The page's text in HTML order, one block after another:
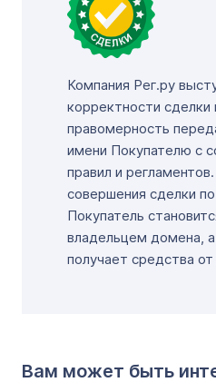
Компания Рег.ру
корректности сделки
правомерность
имени Покупателю с
правил и
совершения сделки
Покупатель
владельцем домена,
получает средства
Вам может быть